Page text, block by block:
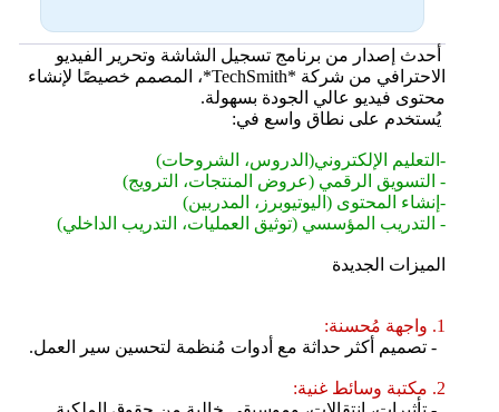
أحدث إصدار من برنامج تسجيل الشاشة وتحرير الفيديو
الاحترافي من شركة *TechSmith*، المصمم خصيصًا لإنشاء
محتوى فيديو عالي الجودة بسهولة.
يُستخدم على نطاق واسع في:
-التعليم الإلكتروني(الدروس، الشروحات)
- التسويق الرقمي (عروض المنتجات، الترويج)
-إنشاء المحتوى (اليوتيوبرز، المدربين)
- التدريب المؤسسي (توثيق العمليات، التدريب الداخلي)
الميزات الجديدة
1. واجهة مُحسنة:
- تصميم أكثر حداثة مع أدوات مُنظمة لتحسين سير العمل.
2. مكتبة وسائط غنية: